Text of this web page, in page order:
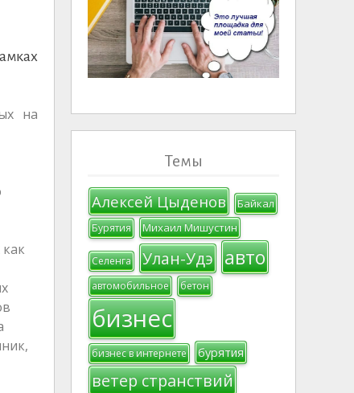
на
Темы
Алексей Цыденов Байкал
Бурятия Михаил Мишустин
Селенга Улан-Удэ авто
автомобильное бетон
бизнес
бизнес в интернете бурятия
ветер странствий